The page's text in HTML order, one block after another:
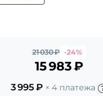
21 030₽ -24%
15 983₽
3 995₽ × 4 платежа